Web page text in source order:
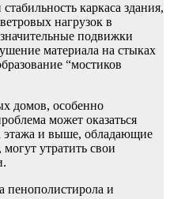
каркаса здания,
нагрузок в
подвижки
материала на стыках
“мостиков
домов, особенно
может оказаться
этажа и выше, обладающие
утратить свои